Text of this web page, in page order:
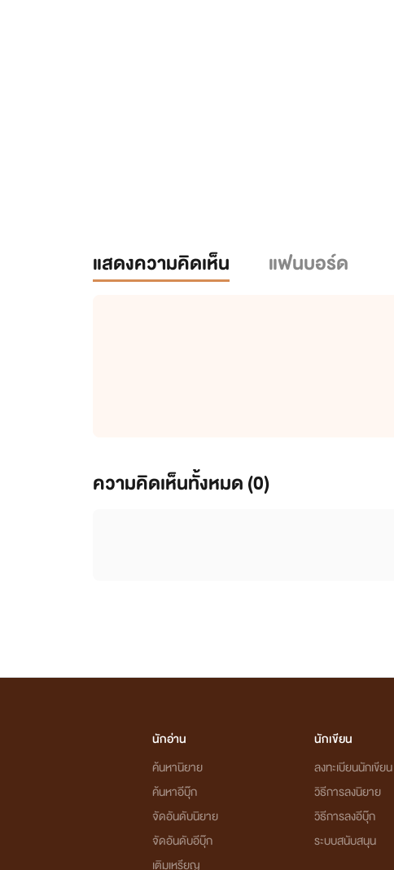
แสดงความคิดเห็น แฟนบอร์ด
ความคิดเห็นทั้งหมด (0)
นักอ่าน
ค้นหานิยาย
ค้นหาอีบุ๊ก
จัดอันดับนิยาย
จัดอันดับอีบุ๊ก
เติมเหรียญ
นักเขียน
ลงทะเบียนนักเขียน
วิธีการลงนิยาย
วิธีการลงอีบุ๊ก
ระบบสนับสนุน